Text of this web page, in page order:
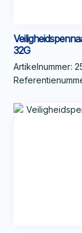
32G
Artikelnummer: